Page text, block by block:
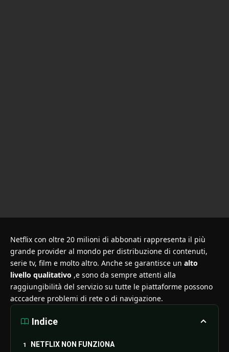
Netflix con oltre 20 milioni di abbonati rappresenta il più
grande provider al mondo per distribuzione di contenuti,
serie tv, film e molto altro. Anche se garantisce un alto
livello qualitativo ,e sono da sempre attenti alla
raggiungibilità del servizio su tutte le piattaforme possono
acccadere problemi di rete o di navigazione.
Indice
NETFLIX NON FUNZIONA